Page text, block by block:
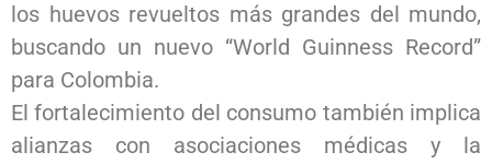
los huevos revueltos más grandes del mundo,
buscando un nuevo “World Guinness Record”
para Colombia.
El fortalecimiento del consumo también implica
alianzas con asociaciones médicas y la